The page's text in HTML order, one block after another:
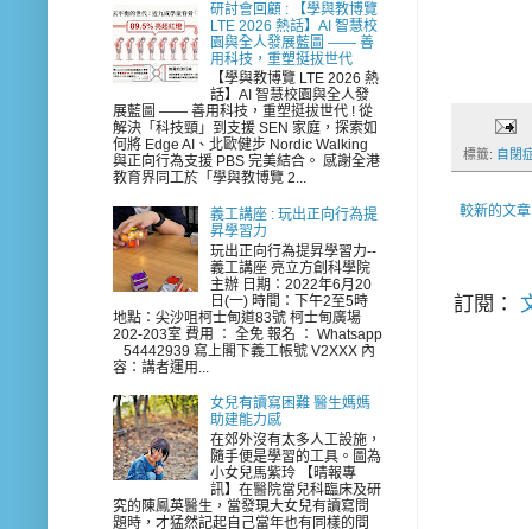
標籤: 自閉
較新的文章
訂閱：
研討會回顧 : 【學與教博覽
LTE 2026 熱話】AI 智慧校
園與全人發展藍圖 —— 善
用科技，重塑挺拔世代
【學與教博覽 LTE 2026 熱
話】AI 智慧校園與全人發
展藍圖 —— 善用科技，重塑挺拔世代 ! 從
解決「科技頸」到支援 SEN 家庭，探索如
何將 Edge AI、北歐健步 Nordic Walking
與正向行為支援 PBS 完美結合。 感謝全港
教育界同工於「學與教博覽 2...
義工講座 : 玩出正向行為提
昇學習力
玩出正向行為提昇學習力--
義工講座 亮立方創科學院
主辦 日期：2022年6月20
日(一) 時間：下午2至5時
地點：尖沙咀柯士甸道83號 柯士甸廣場
202-203室 費用 ： 全免 報名 ： Whatsapp
54442939 寫上閣下義工帳號 V2XXX 內
容：講者運用...
女兒有讀寫困難 醫生媽媽
助建能力感
在郊外沒有太多人工設施，
隨手便是學習的工具。圖為
小女兒馬紫玲 【晴報專
訊】在醫院當兒科臨床及研
究的陳鳳英醫生，當發現大女兒有讀寫問
題時，才猛然記起自己當年也有同樣的問